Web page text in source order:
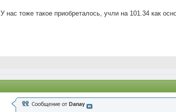
У нас тоже такое приобреталось, учли на 101.34 как
Сообщение от Danay